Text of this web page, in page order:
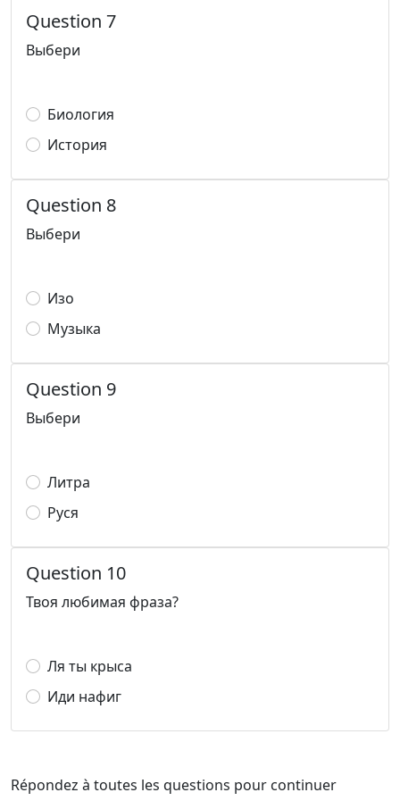
Question 7
Выбери
Биология
История
Question 8
Выбери
Изо
Музыка
Question 9
Выбери
Литра
Руся
Question 10
Твоя любимая фраза?
Ля ты крыса
Иди нафиг
Répondez à toutes les questions pour continuer